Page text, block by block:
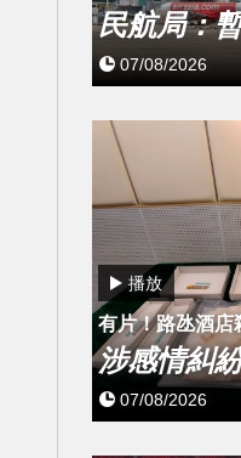
民航局：
07/08/2026
播放
有片！路氹酒店
涉感情糾
07/08/2026